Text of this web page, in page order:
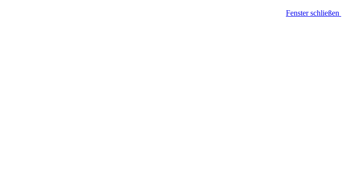
Fenster schließen